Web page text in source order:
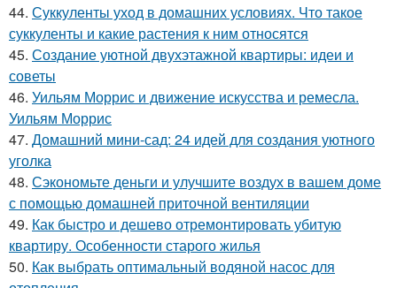
44. Суккуленты уход в домашних условиях. Что такое
суккуленты и какие растения к ним относятся
45. Создание уютной двухэтажной квартиры: идеи и
советы
46. Уильям Моррис и движение искусства и ремесла.
Уильям Моррис
47. Домашний мини-сад: 24 идей для создания уютного
уголка
48. Сэкономьте деньги и улучшите воздух в вашем доме
с помощью домашней приточной вентиляции
49. Как быстро и дешево отремонтировать убитую
квартиру. Особенности старого жилья
50. Как выбрать оптимальный водяной насос для